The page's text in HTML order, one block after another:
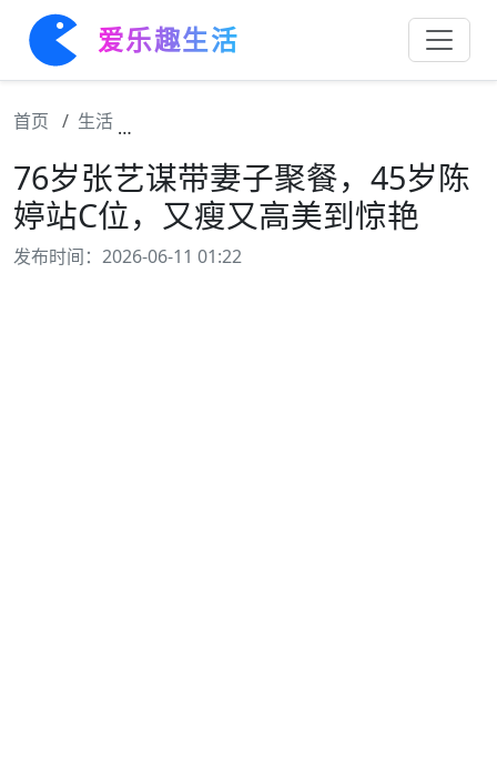
爱乐趣生活
首页 生活
76岁张艺谋带妻子聚餐，45岁陈
婷站C位，又瘦又高美到惊艳
发布时间：2026-06-11 01:22